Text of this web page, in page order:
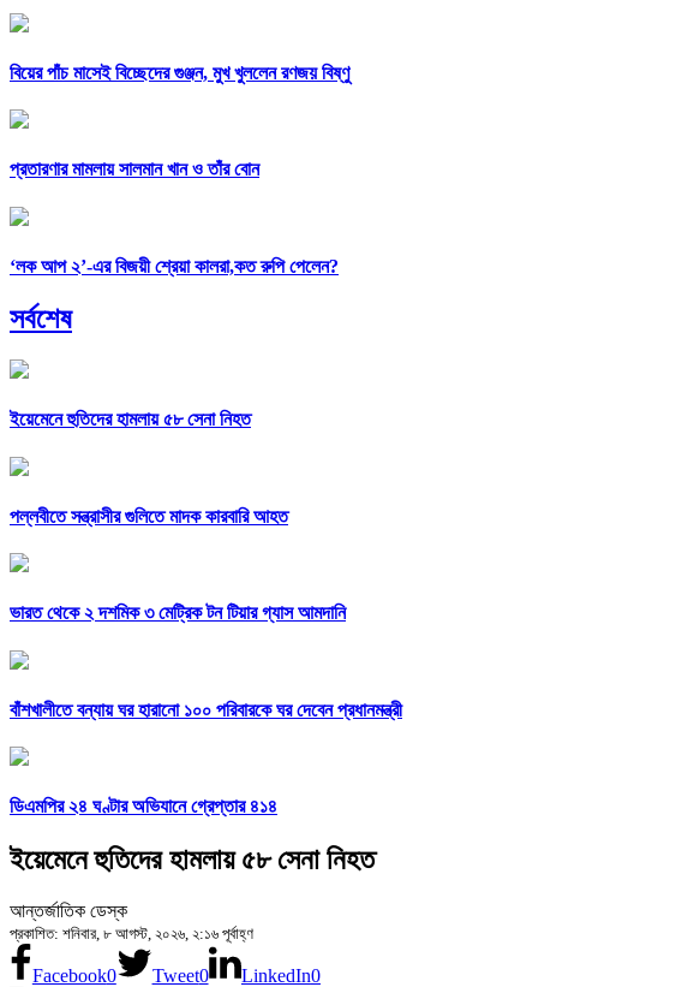
বিয়ের পাঁচ মাসেই বিচ্ছেদের গুঞ্জন, মুখ খুললেন রণজয় বিষ্ণু
প্রতারণার মামলায় সালমান খান ও তাঁর বোন
‘লক আপ ২’-এর বিজয়ী শ্রেয়া কালরা,কত রুপি পেলেন?
সর্বশেষ
ইয়েমেনে হুতিদের হামলায় ৫৮ সেনা নিহত
পল্লবীতে সন্ত্রাসীর গুলিতে মাদক কারবারি আহত
ভারত থেকে ২ দশমিক ৩ মেট্রিক টন টিয়ার গ্যাস আমদানি
বাঁশখালীতে বন্যায় ঘর হারানো ১০০ পরিবারকে ঘর দেবেন প্রধানমন্ত্রী
ডিএমপির ২৪ ঘণ্টার অভিযানে গ্রেপ্তার ৪১৪
ইয়েমেনে হুতিদের হামলায় ৫৮ সেনা নিহত
আন্তর্জাতিক ডেস্ক
প্রকাশিত: শনিবার, ৮ আগস্ট, ২০২৬, ২:১৬ পূর্বাহ্ণ
Facebook0 Tweet0 LinkedIn0